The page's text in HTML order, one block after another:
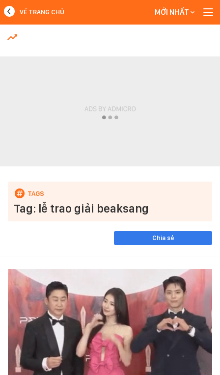
MỚI NHẤT
VỀ TRANG CHỦ MỚI NHẤT
Tag: lễ trao giải beaksang
Chia sẻ